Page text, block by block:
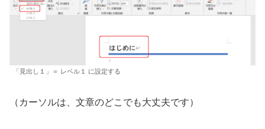
「見出し１」＝ レベル１ に設定する
（カーソルは、文章のどこでも大丈夫です）